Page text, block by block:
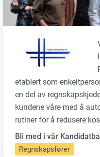
etablert som
en del av
kundene våre med å
rutiner for å redusere
Bli med i vår
Regnskapsfører